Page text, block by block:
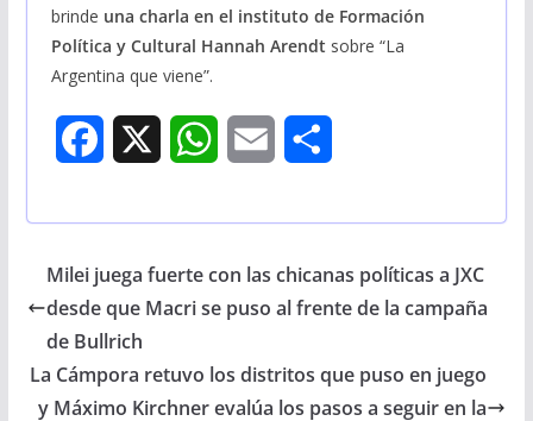
brinde una charla en el instituto de Formación
Política y Cultural Hannah Arendt sobre “La
Argentina que viene”.
e
b
o
W
t
A
i
r
Milei juega fuerte con las chicanas políticas a JXC
desde que Macri se puso al frente de la campaña
de Bullrich
La Cámpora retuvo los distritos que puso en juego
y Máximo Kirchner evalúa los pasos a seguir en la